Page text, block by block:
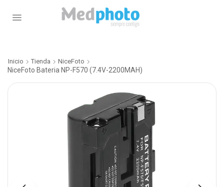
Inicio Tienda NiceFoto
NiceFoto Bateria NP-F570 (7.4V-2200MAH)